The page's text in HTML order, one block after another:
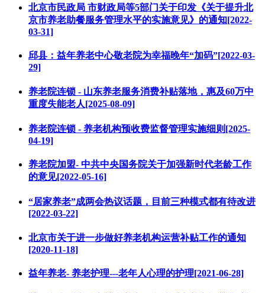
北京市民政局 市财政局等5部门关于印发《关于提升北
京市养老助餐服务管理水平的实施意见》的通知[2022-
03-31]
邱县：益年养老中心敬老院为幸福晚年“加码”[2022-03-
29]
养老院连锁 - 山东养老服务消费补贴落地，惠及60万中
重度失能老人[2025-08-09]
养老院连锁 - 养老机构预收费监督管理实施细则[2025-
04-19]
养老院加盟- 中共中央国务院关于加强新时代老龄工作
的意见[2022-05-16]
“居家养老”成两会热议话题，目前三种模式都有待改进
[2022-03-22]
北京市关于进一步做好养老机构运营补贴工作的通知
[2020-11-18]
益年养老- 养老护理---老年人心理的护理[2021-06-28]